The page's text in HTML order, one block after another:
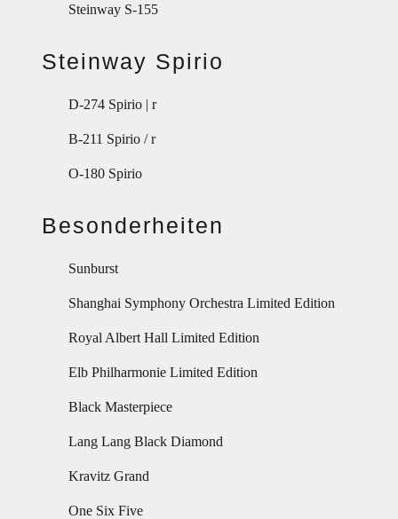
Steinway S-155
Steinway Spirio
D-274 Spirio | r
B-211 Spirio / r
O-180 Spirio
Besonderheiten
Sunburst
Shanghai Symphony Orchestra Limited Edition
Royal Albert Hall Limited Edition
Elb Philharmonie Limited Edition
Black Masterpiece
Lang Lang Black Diamond
Kravitz Grand
One Six Five